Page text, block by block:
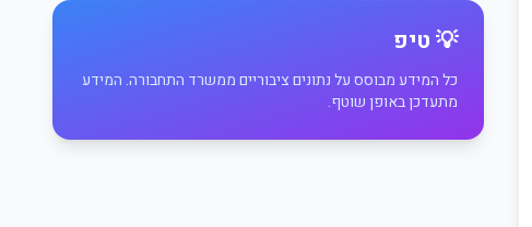
💡 טיפ
כל המידע מבוסס על נתונים ציבוריים ממשרד התחבורה. המידע
מתעדכן באופן שוטף.